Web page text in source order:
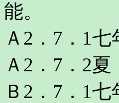
能。
Ａ2．7．1
Ａ2．7．2
Ｂ2．7．1